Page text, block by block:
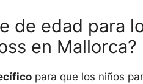
de edad para
en Mallorca?
para que los niños